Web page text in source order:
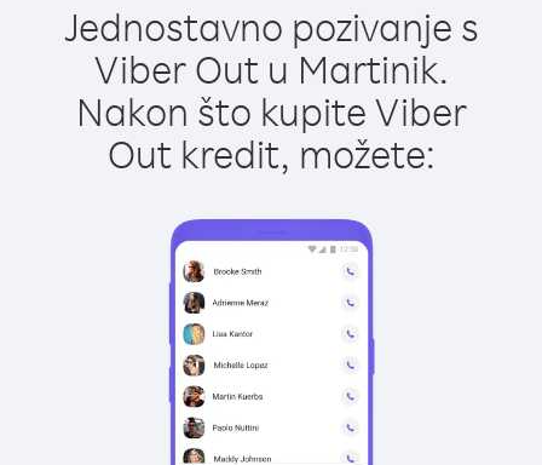
Jednostavno pozivanje s
Viber Out u Martinik.
Nakon što kupite Viber
Out kredit, možete: